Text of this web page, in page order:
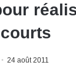
24 août 2011